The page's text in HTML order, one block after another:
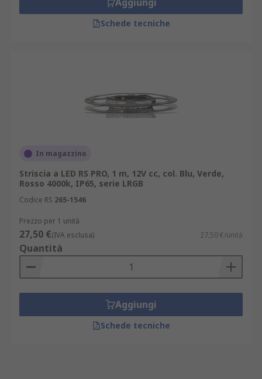
Schede tecniche
In magazzino
Striscia a LED RS PRO, 1 m, 12V cc, col. Blu, Verde,
Rosso 4000k, IP65, serie LRGB
Codice RS 265-1546
Prezzo per 1 unità
27,50 €(IVA esclusa) 27,50 €/unità
Quantità
Aggiungi
Schede tecniche